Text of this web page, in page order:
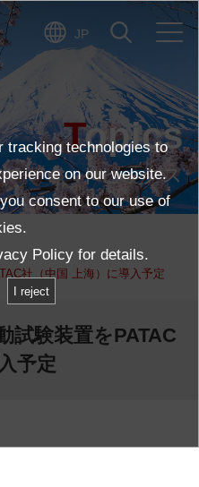
JP
Topics
トピックス
社（中国 上海）に導入予定
試験装置をPATAC
予定
tracking technologies to
on our website.
consent to our use of
Policy for details.
I reject